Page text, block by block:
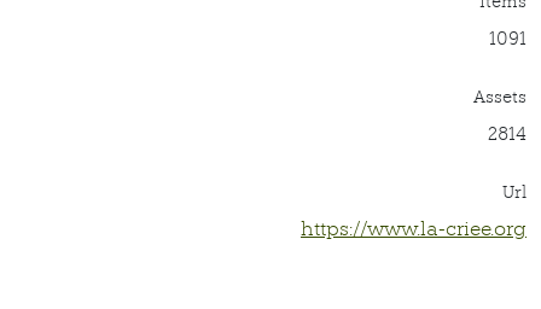
1091
Assets
2814
Url
https://www.la-criee.org